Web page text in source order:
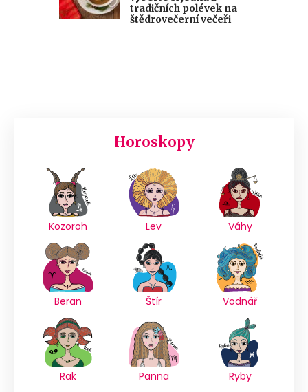
tradičních polévek na
štědrovečerní večeři
Horoskopy
Kozoroh Lev Váhy
Beran Štír Vodnář
Rak Panna Ryby